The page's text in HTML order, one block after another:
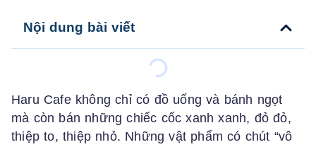
Nội dung bài viết
Haru Cafe không chỉ có đồ uống và bánh ngọt
mà còn bán những chiếc cốc xanh xanh, đỏ đỏ,
thiệp to, thiệp nhỏ. Những vật phẩm có chút “vô